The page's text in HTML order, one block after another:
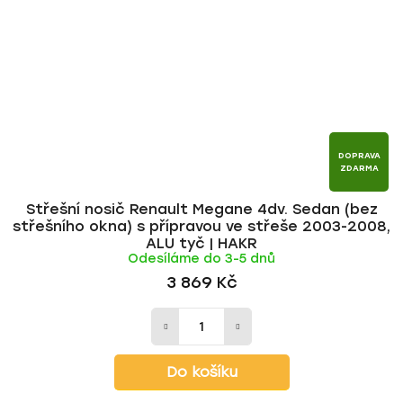
DOPRAVA
ZDARMA
Střešní nosič Renault Megane 4dv. Sedan (bez
střešního okna) s přípravou ve střeše 2003-2008,
ALU tyč | HAKR
Odesíláme do 3-5 dnů
3 869 Kč
Do košíku